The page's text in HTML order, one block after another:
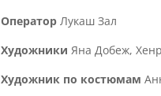
Оператор Лукаш Зал
Художники Яна Добеж,
Художник по костюмам